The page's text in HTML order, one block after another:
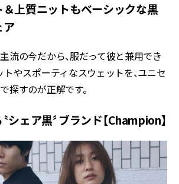
上質ニットもベーシックな黒
ア
流の今だから、服だって彼と兼用でき
トやスポーティなスウェットを、ユニセ
探すのが正解です。
シェア黒〞ブランド【Champion】